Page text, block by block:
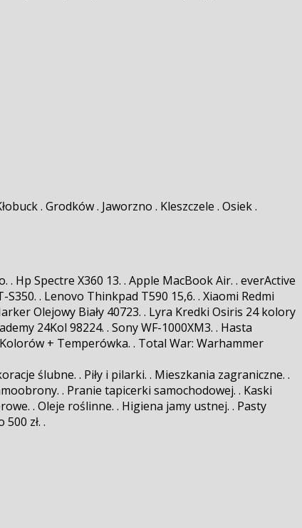
. Grodków . Jaworzno . Kleszczele . Osiek .
Hp Spectre X360 13. . Apple MacBook Air. . everActive
. Lenovo Thinkpad T590 15,6. . Xiaomi Redmi
Olejowy Biały 40723. . Lyra Kredki Osiris 24 kolory
24Kol 98224. . Sony WF-1000XM3. . Hasta
+ Temperówka. . Total War: Warhammer
ślubne. . Piły i pilarki. . Mieszkania zagraniczne. .
. Pranie tapicerki samochodowej. . Kaski
. Oleje roślinne. . Higiena jamy ustnej. . Pasty
zł. .